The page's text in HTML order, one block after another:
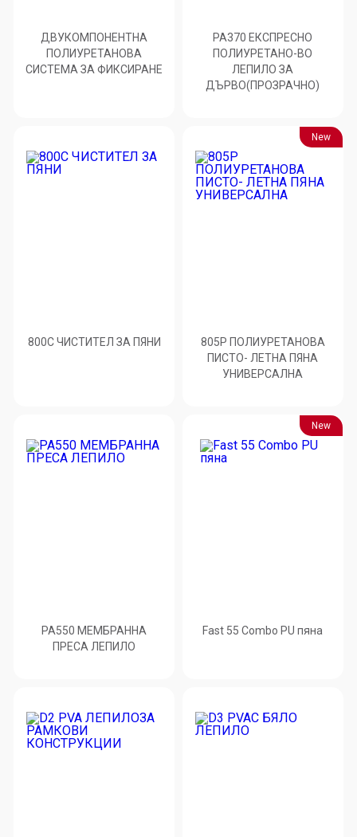
ДВУКОМПОНЕНТНА
ПОЛИУРЕТАНОВА
СИСТЕМА ЗА ФИКСИРАНЕ
PA370 ЕКСПРЕСНО
ПОЛИУРЕТАНО-ВО
ЛЕПИЛО ЗА
ДЪРВО(ПРОЗРАЧНО)
800C ЧИСТИТЕЛ ЗА ПЯНИ
New
805P ПОЛИУРЕТАНОВА
ПИСТО- ЛЕТНА ПЯНА
УНИВЕРСАЛНА
PA550 МЕМБРАННА
ПРЕСА ЛЕПИЛО
New
Fast 55 Combo PU пяна